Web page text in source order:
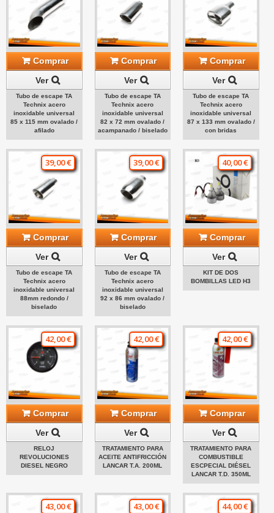
Comprar
Ver
Tubo de escape TA
Technix acero
inoxidable universal
85 x 115 mm ovalado /
afilado
Comprar
Ver
Tubo de escape TA
Technix acero
inoxidable universal
82 x 72 mm ovalado /
acampanado / biselado
Comprar
Ver
Tubo de escape TA
Technix acero
inoxidable universal
87 x 133 mm ovalado /
con bridas
39,00 €
Comprar
Ver
Tubo de escape TA
Technix acero
inoxidable universal
88mm redondo /
biselado
39,00 €
Comprar
Ver
Tubo de escape TA
Technix acero
inoxidable universal
92 x 86 mm ovalado /
biselado
40,00 €
Comprar
Ver
KIT DE DOS
BOMBILLAS LED H3
42,00 €
Comprar
Ver
RELOJ
REVOLUCIONES
DIESEL NEGRO
42,00 €
Comprar
Ver
TRATAMIENTO PARA
ACEITE ANTIFRICCIÓN
LANCAR T.A. 200ML
42,00 €
Comprar
Ver
TRATAMIENTO PARA
COMBUSTIBLE
ESCPECIAL DIÉSEL
LANCAR T.D. 350ML
43,00 € 43,00 € 44,00 €